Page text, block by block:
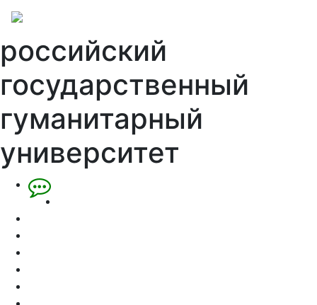
российский
государственный
гуманитарный
университет